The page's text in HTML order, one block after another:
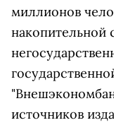
миллионов
накопительной
источников